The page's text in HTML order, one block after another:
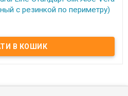
с резинкой по периметру)
Стандарт Silk Aloe Vera 60x120
по периметру) Размер: 60x120 см.
Наполнитель: 30% натуральный
созданная специалистами